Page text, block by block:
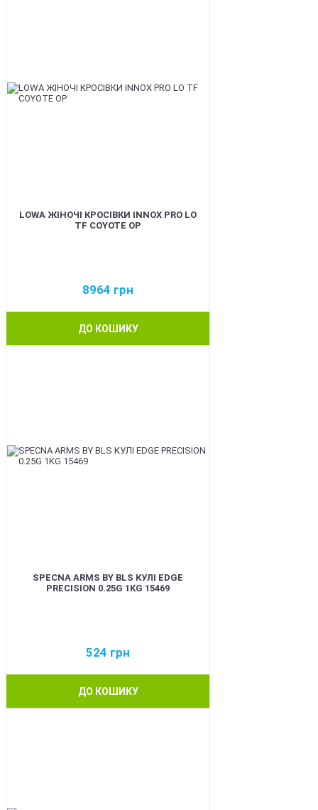
LOWA ЖІНОЧІ КРОСІВКИ INNOX PRO LO
TF COYOTE OP
8964 грн
ДО КОШИКУ
SPECNA ARMS BY BLS КУЛІ EDGE
PRECISION 0.25G 1KG 15469
524 грн
ДО КОШИКУ